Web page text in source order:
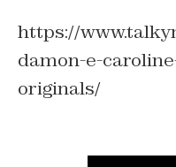
https://
damon-e-
originals/